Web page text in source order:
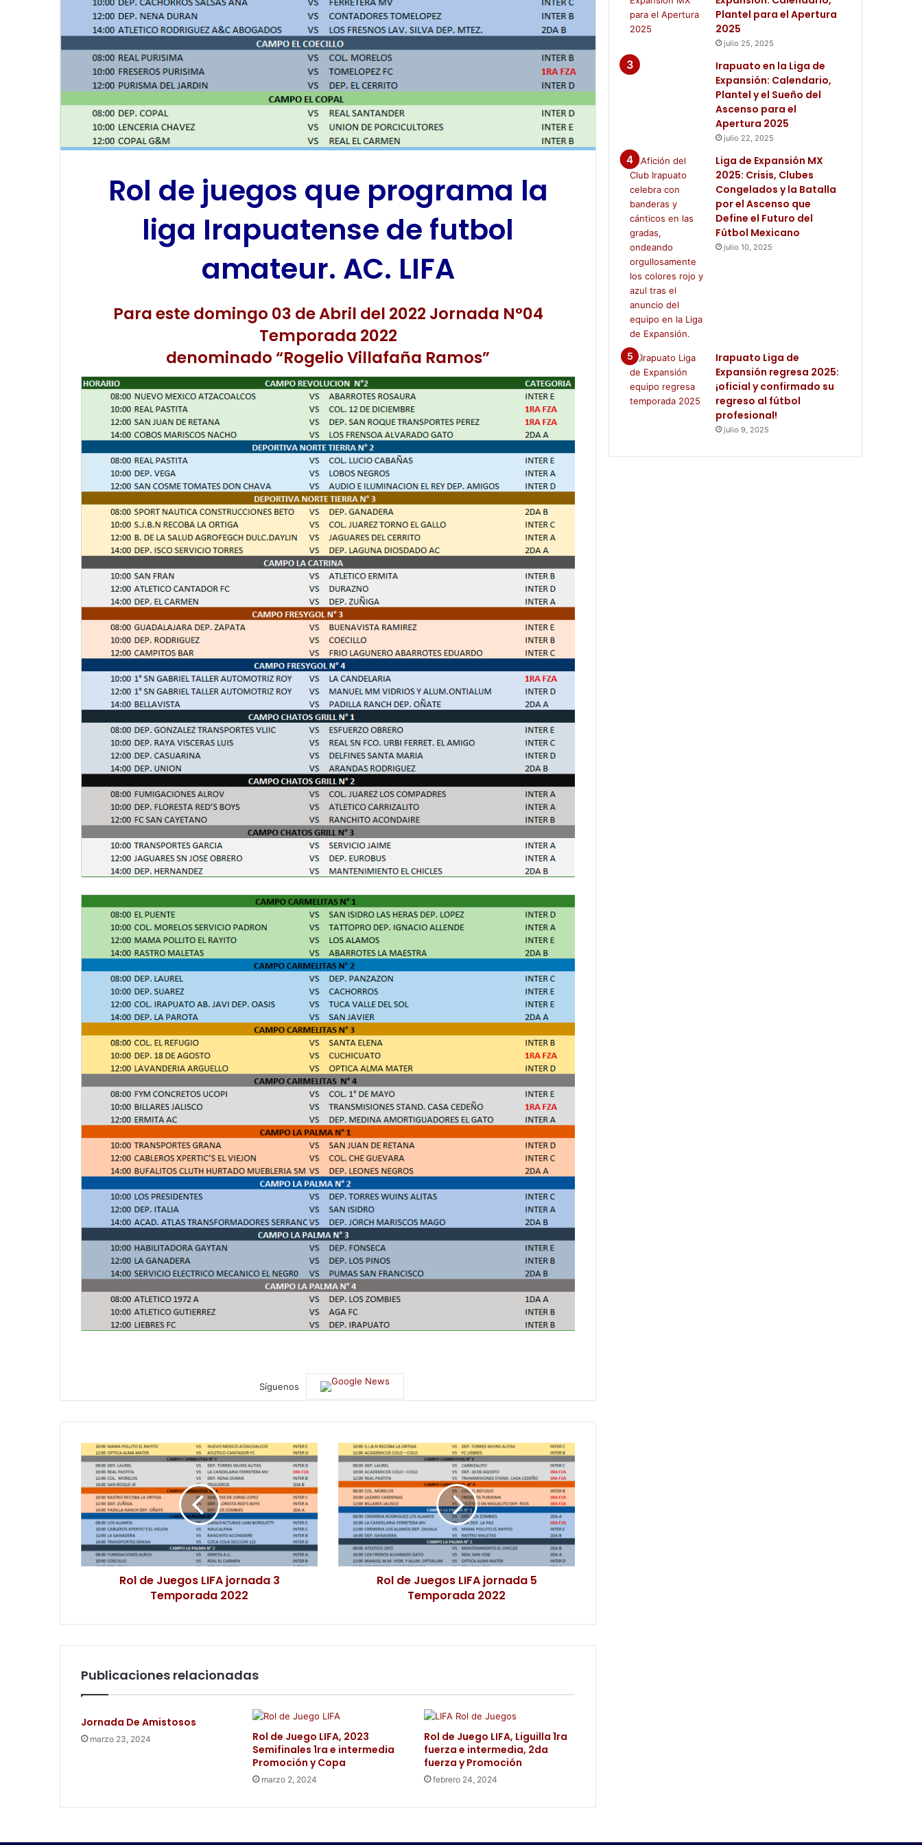
Rol de juegos que programa la
liga Irapuatense de futbol
amateur. AC. LIFA
Para este domingo 03 de Abril del 2022 Jornada N°04
Temporada 2022
denominado “Rogelio Villafaña Ramos”
Síguenos
Rol de Juegos LIFA jornada 3
Temporada 2022
Rol de Juegos LIFA jornada 5
Temporada 2022
Publicaciones relacionadas
Jornada De Amistosos
marzo 23, 2024
Rol de Juego LIFA, 2023
Semifinales 1ra e intermedia
Promoción y Copa
marzo 2, 2024
Rol de Juego LIFA, Liguilla 1ra
fuerza e intermedia, 2da
fuerza y Promoción
febrero 24, 2024
Plantel para el Apertura
2025
julio 25, 2025
Irapuato en la Liga de
Expansión: Calendario,
Plantel y el Sueño del
Ascenso para el
Apertura 2025
julio 22, 2025
Liga de Expansión MX
2025: Crisis, Clubes
Congelados y la Batalla
por el Ascenso que
Define el Futuro del
Fútbol Mexicano
julio 10, 2025
Irapuato Liga de
Expansión regresa 2025:
¡oficial y confirmado su
regreso al fútbol
profesional!
julio 9, 2025